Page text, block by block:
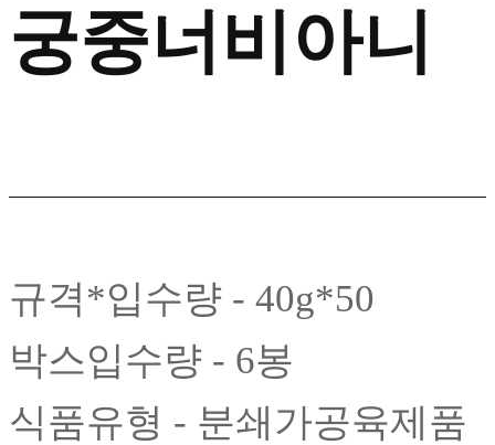
궁중너비아니
규격*입수량 - 40g*50
박스입수량 - 6봉
식품유형 - 분쇄가공육제품